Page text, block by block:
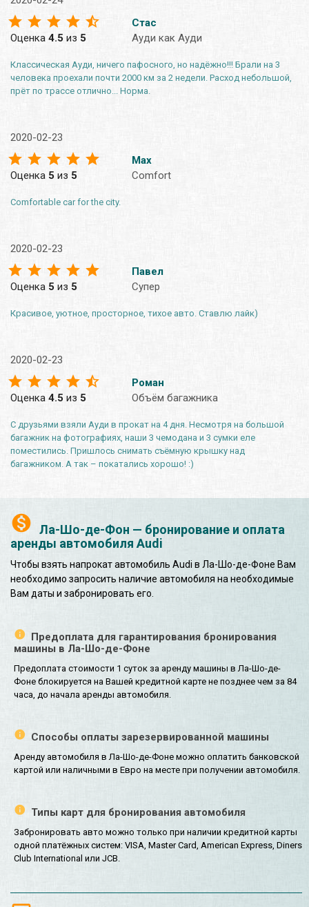
Ла-Шо-де-Фон — бронирование и оплата
аренды автомобиля Audi
Чтобы взять напрокат автомобиль Audi в Ла-Шо-де-Фоне Вам
необходимо запросить наличие автомобиля на необходимые
Вам даты и забронировать его.
Предоплата для гарантирования бронирования
машины в Ла-Шо-де-Фоне
Предоплата стоимости 1 суток за аренду машины в Ла-Шо-де-
Фоне блокируется на Вашей кредитной карте не позднее чем за 84
часа, до начала аренды автомобиля.
Способы оплаты зарезервированной машины
Аренду автомобиля в Ла-Шо-де-Фоне можно оплатить банковской
картой или наличными в Евро на месте при получении автомобиля.
Типы карт для бронирования автомобиля
Забронировать авто можно только при наличии кредитной карты
одной платёжных систем: VISA, Master Card, American Express, Diners
Club International или JCB.
Оценка 4.5 из 5
Стас
Ауди как Ауди
Классическая Ауди, ничего пафосного, но надёжно!!! Брали на 3
человека проехали почти 2000 км за 2 недели. Расход небольшой,
прёт по трассе отлично... Норма.
2020-02-23
Оценка 5 из 5
Max
Comfort
Comfortable car for the city.
2020-02-23
Оценка 5 из 5
Павел
Супер
Красивое, уютное, просторное, тихое авто. Ставлю лайк)
2020-02-23
Оценка 4.5 из 5
Роман
Объём багажника
С друзьями взяли Ауди в прокат на 4 дня. Несмотря на большой
багажник на фотографиях, наши 3 чемодана и 3 сумки еле
поместились. Пришлось снимать съёмную крышку над
багажником. А так – покатались хорошо! :)